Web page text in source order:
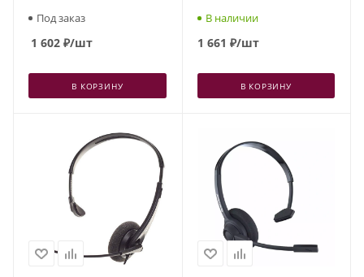
Под заказ
1 602 ₽/шт
В КОРЗИНУ
В наличии
1 661 ₽/шт
В КОРЗИНУ